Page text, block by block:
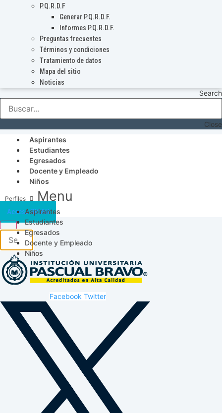
P.Q.R.D.F
Generar P.Q.R.D.F.
Informes P.Q.R.D.F.
Preguntas frecuentes
Términos y condiciones
Tratamiento de datos
Mapa del sitio
Noticias
Search
Close
Aspirantes
Estudiantes
Egresados
Docente y Empleado
Niños
Menu
Aspirantes
Estudiantes
Egresados
Docente y Empleado
Niños
Acceso SICAU
Facebook Twitter